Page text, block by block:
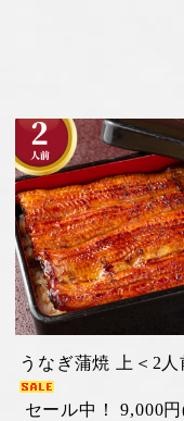
うなぎ蒲焼 上＜2人
セール中！ 9,000